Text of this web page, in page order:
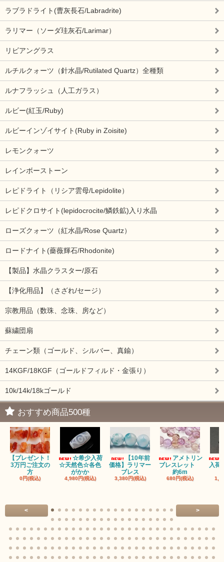
ラブラドライト(曹灰長石/Labradrite)
ラリマー（ソーダ珪灰石/Larimar）
リビアングラス
ルチルクォーツ（針水晶/Rutilated Quartz）全種類
ルナフラッシュ（人工ガラス）
ルビー(紅玉/Ruby)
ルビーインゾイサイト(Ruby in Zoisite)
レモンクォーツ
レインボーストーン
レピドライト（リシア雲母/Lepidolite）
レピドクロサイト(lepidocrocite/鱗鉄鉱)入り水晶
ローズクォーツ（紅水晶/Rose Quartz）
ロードナイト(薔薇輝石/Rhodonite)
【製品】水晶クラスター/原石
【浄化用品】（さざれ/セージ）
宗教用品（数珠、念珠、房など）
蘇繍団扇
チェーン類（ゴールド、シルバー、真鍮）
14KGF/18KGF（ゴールドフィルド・金張り）
10k/14k/18kゴールド
おすすめ商品500種
【プレゼント！
3万円ご注文の
方
0円(税込)
☆希少入荷
☆天然色☆各色
がかか
4,980円(税込)
【10年前
価格】ラリマー
ブレス
3,380円(税込)
アメトリン
ブレスレット
約6m
680円(税込)
入荷
< >